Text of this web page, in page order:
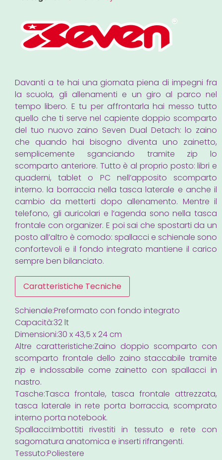
Davanti a te hai una giornata piena di impegni fra
la scuola, gli allenamenti e un giro al parco nel
tempo libero. E tu per affrontarla hai messo tutto
quello che ti serve nel capiente doppio scomparto
del tuo nuovo zaino Seven Dual Detach: lo zaino
che quando hai bisogno diventa uno zainetto,
semplicemente sganciando tramite zip lo
scomparto anteriore. Tutto è al proprio posto: libri e
quaderni, tablet o PC nell’apposito scomparto
interno. la borraccia nella tasca laterale e anche il
cambio da metterti dopo allenamento. Mentre il
telefono, gli auricolari e l’agenda sono nella tasca
frontale con organizer. E poi sai che spostarti da un
posto all’altro è comodo: spallacci e schienale sono
confortevoli e il fondo integrato mantiene il carico
sempre ben bilanciato.
Caratteristiche Tecniche
Schienale:Preformato con fondo integrato
Capacità:32 lt
Dimensioni:30 x 43,5 x 24 cm
Altre caratteristiche:Zaino doppio scomparto con
scomparto frontale dello zaino staccabile tramite
zip e indossabile come zainetto con spallacci in
nastro.
Tasche:Tasca frontale, tasca frontale attrezzata,
tasca laterale in rete porta borraccia, scomprato
interno porta notebook.
Spallacci:Imbottiti rivestiti in tessuto e rete con
sagomatura anatomica e inserti rifrangenti.
Tessuto:Poliestere